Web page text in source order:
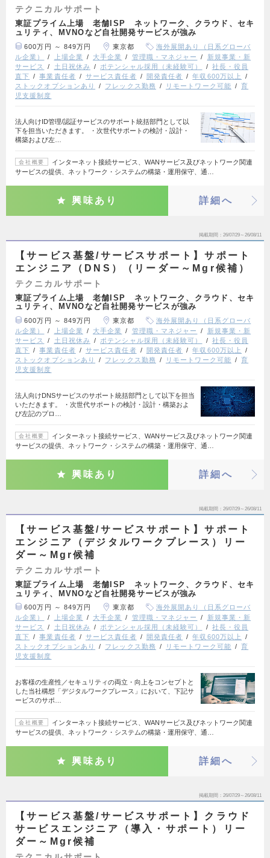
テクニカルサポート
東証プライム上場 老舗ISP ネットワーク、クラウド、セキ
ュリティ、MVNOなど自社開発サービスが強み
600万円 ～ 849万円 東京都
海外展開あり（日系グローバ
ル企業）
上場企業 大手企業 管理職・マネジャー
新規事業・新
サービス
土日祝休み ポテンシャル採用（未経験可）
社長・役員
直下
事業責任者 サービス責任者 開発責任者
年収600万以上
ストックオプションあり
フレックス勤務 リモートワーク可能
育
児支援制度
法人向けID管理/認証サービスのサポート統括部門として以
下を担当いただきます。 ・次世代サポートの検討・設計・
構築および左…
会社概要
インターネット接続サービス、WANサービス及びネットワーク関連
サービスの提供、ネットワーク・システムの構築・運用保守、通…
興味あり 詳細へ
掲載期間 26/07/29～26/08/11
【サービス基盤/サービスサポート】サポート
エンジニア（DNS）（リーダー～Mgr候補）
テクニカルサポート
東証プライム上場 老舗ISP ネットワーク、クラウド、セキ
ュリティ、MVNOなど自社開発サービスが強み
600万円 ～ 849万円 東京都
海外展開あり（日系グローバ
ル企業）
上場企業 大手企業 管理職・マネジャー
新規事業・新
サービス
土日祝休み ポテンシャル採用（未経験可）
社長・役員
直下
事業責任者 サービス責任者 開発責任者
年収600万以上
ストックオプションあり
フレックス勤務 リモートワーク可能
育
児支援制度
法人向けDNSサービスのサポート統括部門として以下を担当
いただきます。 ・次世代サポートの検討・設計・構築およ
び左記のプロ…
会社概要
インターネット接続サービス、WANサービス及びネットワーク関連
サービスの提供、ネットワーク・システムの構築・運用保守、通…
興味あり 詳細へ
掲載期間 26/07/29～26/08/11
【サービス基盤/サービスサポート】サポート
エンジニア（デジタルワークプレース）リー
ダー～Mgr候補
テクニカルサポート
東証プライム上場 老舗ISP ネットワーク、クラウド、セキ
ュリティ、MVNOなど自社開発サービスが強み
600万円 ～ 849万円 東京都
海外展開あり（日系グローバ
ル企業）
上場企業 大手企業 管理職・マネジャー
新規事業・新
サービス
土日祝休み ポテンシャル採用（未経験可）
社長・役員
直下
事業責任者 サービス責任者 開発責任者
年収600万以上
ストックオプションあり
フレックス勤務 リモートワーク可能
育
児支援制度
お客様の生産性／セキュリティの両立・向上をコンセプトと
した当社構想「デジタルワークプレース」において、下記サ
ービスのサポ…
会社概要
インターネット接続サービス、WANサービス及びネットワーク関連
サービスの提供、ネットワーク・システムの構築・運用保守、通…
興味あり 詳細へ
掲載期間 26/07/29～26/08/11
【サービス基盤/サービスサポート】クラウド
サービスエンジニア（導入・サポート）リー
ダー～Mgr候補